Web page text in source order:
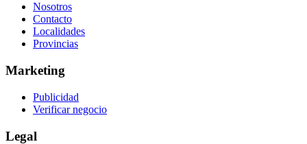
Nosotros
Contacto
Localidades
Provincias
Marketing
Publicidad
Verificar negocio
Legal